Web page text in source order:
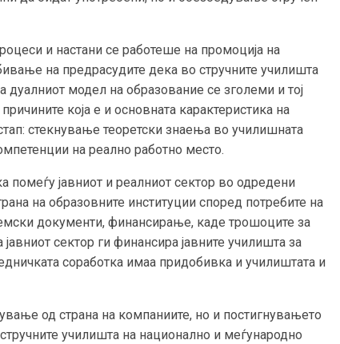
и настани се работеше на промоција на
на предрасудите дека во стручните училишта
модел на образование се зголеми и тој
која е и основната карактеристика на
стекнување теоретски знаења во училишната
на реално работно место.
помеѓу јавниот и реалниот сектор во одредени
на образовните институции според потребите на
документи, финансирање, каде трошоците за
сектор ги финансира јавните училишта за
соработка имаа придобивка и училиштата и
од страна на компаниите, но и постигнувањето
училишта на национално и меѓународно